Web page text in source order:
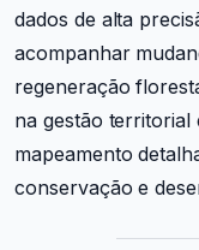
dados de alta
acompanhar
regeneração
na gestão territorial
mapeamento
conservação e